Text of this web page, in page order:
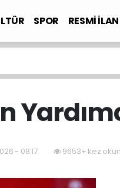
SPOR RESMİ İLAN
- 08:17 9653+ kez